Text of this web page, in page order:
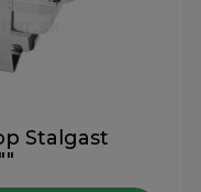
Stalgast